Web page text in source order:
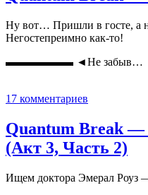
Ну вот… Пришли в госте, а
Негостепреимно как-то!
▬▬▬▬▬▬ ◄Не забыв…
17 комментариев
Quantum Break
(Акт 3, Часть 2)
Ищем доктора Эмерал Роуз